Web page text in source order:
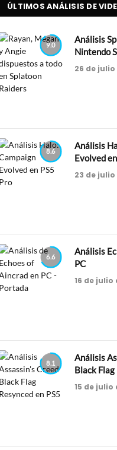
ÚLTIMOS ANÁLISIS DE
9.0
Análisis
Nintendo
26 de julio
8.6
Análisis
Evolved
23 de julio
6.6
Análisis
PC
16 de julio
8.1
Análisis
Black Flag
15 de julio